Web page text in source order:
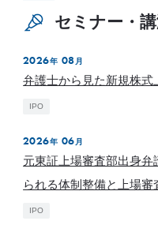
セミナー・
2026年 08 月
弁護士から見た新規株式
IPO
2026年 06 月
元東証上場審査部出身
られる体制整備と上場審
IPO